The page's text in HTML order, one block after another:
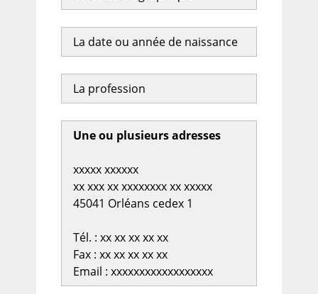
La date ou année de naissance
La profession
Une ou plusieurs adresses
xxxxx xxxxxx
xx xxx xx xxxxxxxx xx xxxxx
45041 Orléans cedex 1
Tél. : xx xx xx xx xx
Fax : xx xx xx xx xx
Email : xxxxxxxxxxxxxxxxxx